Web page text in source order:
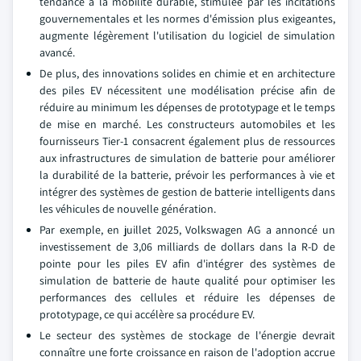
gouvernementales et les normes d'émission plus exigeantes,
augmente légèrement l'utilisation du logiciel de simulation
avancé.
De plus, des innovations solides en chimie et en architecture
des piles EV nécessitent une modélisation précise afin de
réduire au minimum les dépenses de prototypage et le temps
de mise en marché. Les constructeurs automobiles et les
fournisseurs Tier-1 consacrent également plus de ressources
aux infrastructures de simulation de batterie pour améliorer
la durabilité de la batterie, prévoir les performances à vie et
intégrer des systèmes de gestion de batterie intelligents dans
les véhicules de nouvelle génération.
Par exemple, en juillet 2025, Volkswagen AG a annoncé un
investissement de 3,06 milliards de dollars dans la R-D de
pointe pour les piles EV afin d'intégrer des systèmes de
simulation de batterie de haute qualité pour optimiser les
performances des cellules et réduire les dépenses de
prototypage, ce qui accélère sa procédure EV.
Le secteur des systèmes de stockage de l'énergie devrait
connaître une forte croissance en raison de l'adoption accrue